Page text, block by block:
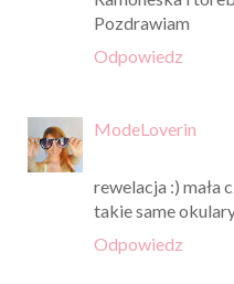
Pozdrawiam
Odpowiedz
ModeLoverin
rewelacja :) mała
takie same
Odpowiedz